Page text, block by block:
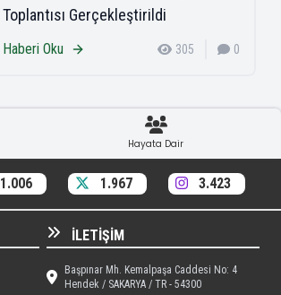
Toplantısı Gerçekleştirildi
Haberi Oku 305 0
Hayata Dair
1.006 1.967 3.423
İLETIŞIM
Başpınar Mh. Kemalpaşa Caddesi No: 4
Hendek / SAKARYA / TR - 54300